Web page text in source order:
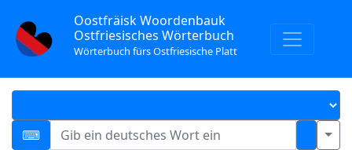
Oostfräisk Woordenbauk
Ostfriesisches Wörterbuch
Wörterbuch fürs Ostfriesische Platt